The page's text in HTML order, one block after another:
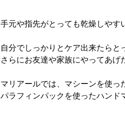
/ ネ
手元や指先がとっても乾燥しやす
自分でしっかりとケア出来たらと
さらにお友達や家族にやってあげ
マリアールでは、マシーンを使っ
パラフィンパックを使ったハンド